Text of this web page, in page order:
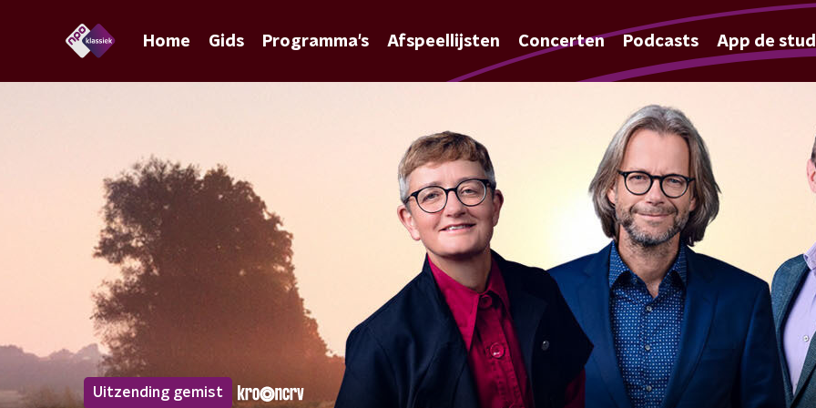
Home Gids Programma's Afspeellijsten Concerten Podcasts App de
Uitzending gemist